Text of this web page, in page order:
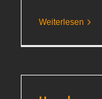
Weiterlesen